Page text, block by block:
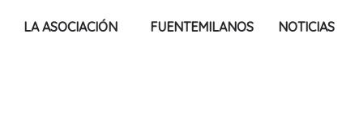
LA ASOCIACIÓN FUENTEMILANOS NOTICIAS